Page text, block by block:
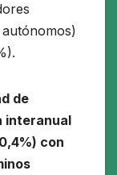
de
interanual
con